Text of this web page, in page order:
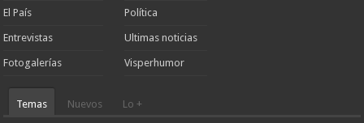
El País
Entrevistas
Fotogalerías
Política
Ultimas noticias
Visperhumor
Temas Nuevos Lo +